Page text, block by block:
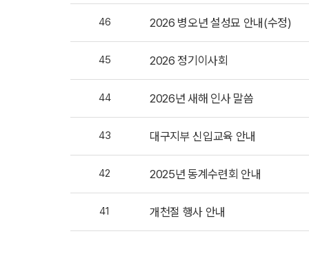
46 2026 병오년 설성묘 안내(수정)
45 2026 정기이사회
44 2026년 새해 인사 말씀
43 대구지부 신입교육 안내
42 2025년 동계수련회 안내
41 개천절 행사 안내